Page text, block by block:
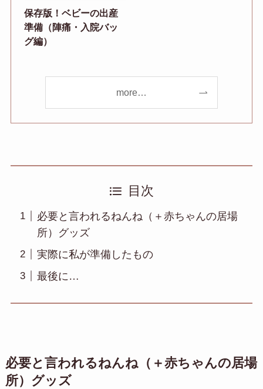
保存版！ベビーの出産
準備（陣痛・入院バッ
グ編）
more…
目次
必要と言われるねんね（＋赤ちゃんの居場
所）グッズ
実際に私が準備したもの
最後に…
必要と言われるねんね（＋赤ちゃんの居場
所）グッズ